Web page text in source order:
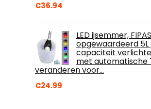
€36.94
LED ijsemmer,
opgewaardeerd
capaciteit
met automatische
veranderen voor…
€24.99